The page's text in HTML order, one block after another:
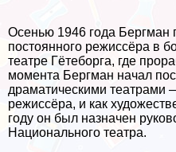
Осенью 1946 года Бергман
постоянного режиссёра в
театре Гётеборга, где
момента Бергман начал
драматическими театрами
режиссёра, и как
году он был назначен
Национального театра.